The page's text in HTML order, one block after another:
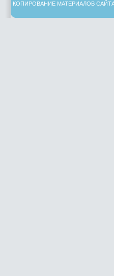
КОПИРОВАНИЕ МАТЕРИАЛОВ